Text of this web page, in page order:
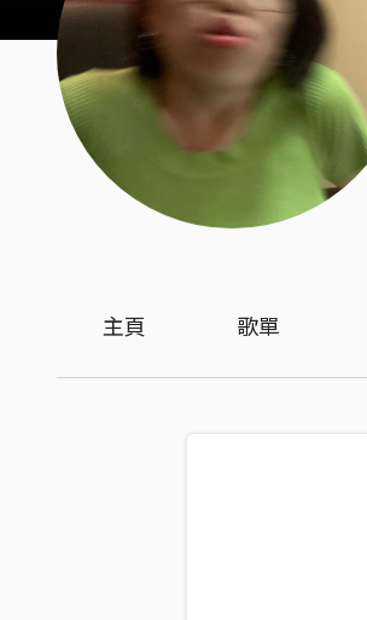
主頁 歌單